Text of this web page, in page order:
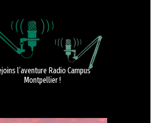
l’aventure Radio Campus
Montpellier !